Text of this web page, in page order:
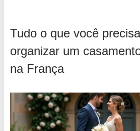
Tudo o que você
organizar um
na França